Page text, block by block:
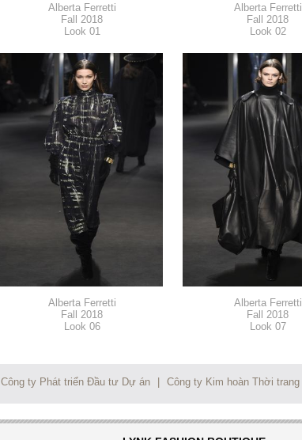
Alberta Ferretti
Fall 2018
Look 01
Alberta Ferretti
Fall 2018
Look 02
Alberta Ferretti
Fall 2018
Look 06
Alberta Ferretti
Fall 2018
Look 07
Công ty Phát triển Đầu tư Dự án Công ty Kim hoàn Thời trang